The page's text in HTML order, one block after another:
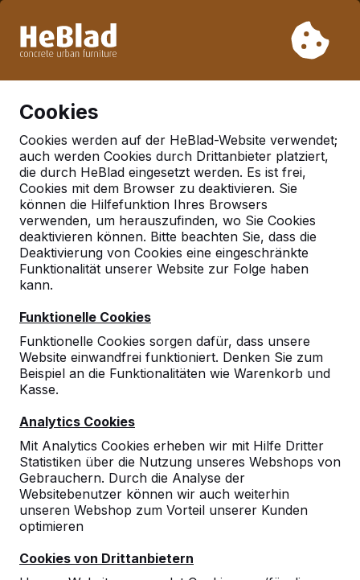
Woche 33 nicht. Bitte berücksichtigen Sie daher längere
Cookies
Cookies werden auf der HeBlad-Website verwendet;
auch werden Cookies durch Drittanbieter platziert,
die durch HeBlad eingesetzt werden. Es ist frei,
Cookies mit dem Browser zu deaktivieren. Sie
können die Hilfefunktion Ihres Browsers
verwenden, um herauszufinden, wo Sie Cookies
deaktivieren können. Bitte beachten Sie, dass die
Deaktivierung von Cookies eine eingeschränkte
Funktionalität unserer Website zur Folge haben
kann.
Funktionelle Cookies
Funktionelle Cookies sorgen dafür, dass unsere
Website einwandfrei funktioniert. Denken Sie zum
Beispiel an die Funktionalitäten wie Warenkorb und
Kasse.
Analytics Cookies
Mit Analytics Cookies erheben wir mit Hilfe Dritter
Statistiken über die Nutzung unseres Webshops von
Gebrauchern. Durch die Analyse der
Websitebenutzer können wir auch weiterhin
unseren Webshop zum Vorteil unserer Kunden
optimieren
Cookies von Drittanbietern
Deutschland
Referenties in:
Everswinkel
Skrobanek
19-04-2024